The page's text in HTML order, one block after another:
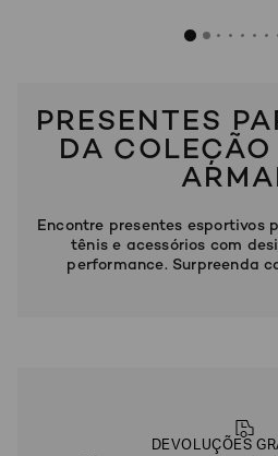
700,00
PRESENTES
DA
Encontre presentes esportivos
tênis e acessórios com
performance. Surpreenda
DEVOLUÇÕES